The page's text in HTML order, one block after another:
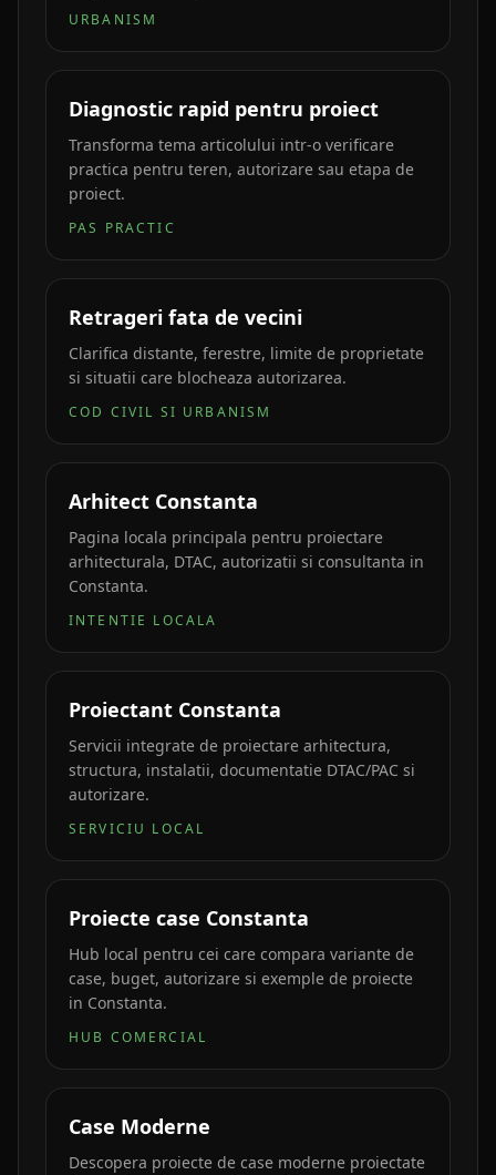
URBANISM
Diagnostic rapid pentru proiect
Transforma tema articolului intr-o verificare
practica pentru teren, autorizare sau etapa de
proiect.
PAS PRACTIC
Retrageri fata de vecini
Clarifica distante, ferestre, limite de proprietate
si situatii care blocheaza autorizarea.
COD CIVIL SI URBANISM
Arhitect Constanta
Pagina locala principala pentru proiectare
arhitecturala, DTAC, autorizatii si consultanta in
Constanta.
INTENTIE LOCALA
Proiectant Constanta
Servicii integrate de proiectare arhitectura,
structura, instalatii, documentatie DTAC/PAC si
autorizare.
SERVICIU LOCAL
Proiecte case Constanta
Hub local pentru cei care compara variante de
case, buget, autorizare si exemple de proiecte
in Constanta.
HUB COMERCIAL
Case Moderne
Descopera proiecte de case moderne proiectate